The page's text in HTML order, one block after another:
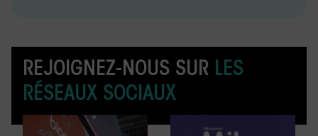
REJOIGNEZ-NOUS SUR LES
RÉSEAUX SOCIAUX